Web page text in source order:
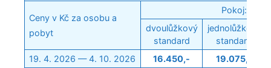
Ceny v Kč za osobu a
pobyt
Pokoj:
dvoulůžkový
standard
jednolůžkový
standard
19. 4. 2026 — 4. 10. 2026 16.450,-
19.075,-